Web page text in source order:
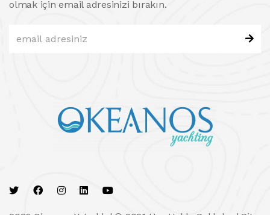
olmak için email adresinizi bırakın.